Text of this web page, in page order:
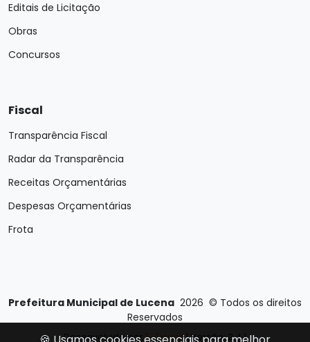
Editais de Licitação
Obras
Concursos
Fiscal
Transparência Fiscal
Radar da Transparência
Receitas Orçamentárias
Despesas Orçamentárias
Frota
Prefeitura Municipal de Lucena 2026 © Todos os direitos
Reservados
Desenvolvido porE-Ticons| Versão: 2.4.1